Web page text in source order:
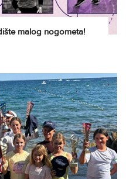
malog nogometa!